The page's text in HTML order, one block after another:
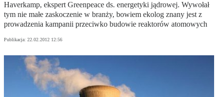
Haverkamp, ekspert Greenpeace ds. energetyki jądrowej. Wywołał
tym nie małe zaskoczenie w branży, bowiem ekolog znany jest z
prowadzenia kampanii przeciwko budowie reaktorów atomowych
Publikacja: 22.02.2012 12:56